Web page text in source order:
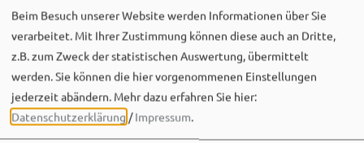
09141 907144
Beim Besuch unserer Website werden Informationen über Sie
verarbeitet. Mit Ihrer Zustimmung können diese auch an Dritte,
z.B. zum Zweck der statistischen Auswertung, übermittelt
werden. Sie können die hier vorgenommenen Einstellungen
jederzeit abändern. Mehr dazu erfahren Sie hier:
Datenschutzerklärung /Impressum.